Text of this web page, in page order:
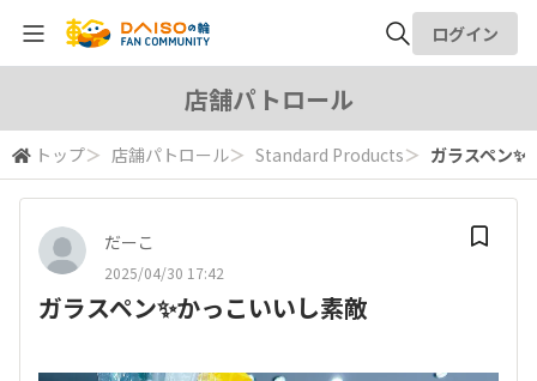
検索
ログイン
店舗パトロール
トップ＞ 店舗パトロール＞ Standard Products＞ ガラスペン✨
だーこ
2025/04/30 17:42
ガラスペン✨かっこいいし素敵